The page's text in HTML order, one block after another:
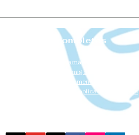
para mujeres
Procesos completos
Divorcio emocional
Las mujeres que se aman demasiado
Aprender a estar conmigo
Taller de autoestima femenina
Inteligencia emocional aplicada a la pareja